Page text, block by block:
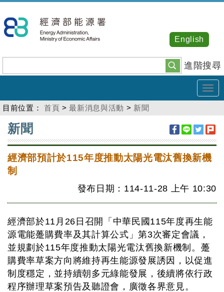
到
主
內
容
進階搜尋
English
目前位置： 首頁 >最新消息與活動 > 新聞
:::
新聞
經濟部預計於115年度推動太陽光電汰舊換新機
制
發布日期：114-11-28 上午 10:30
經濟部於11月26日召開「中華民國115年度再生能
源電能躉購費率及其計算公式」第3次審定會議，
並規劃於115年度推動太陽光電汰舊換新機制。躉
購費率草案方向將維持再生能源發展誘因，以促進
制度穩定，並持續朝多元綠能發展，後續將依行政
程序辦理草案預告及聽證會，廣徵各界意見。